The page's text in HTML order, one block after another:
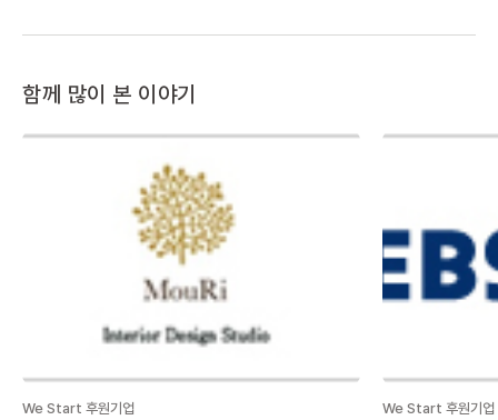
함께 많이 본 이야기
We Start 후원기업 We Start 후원기업